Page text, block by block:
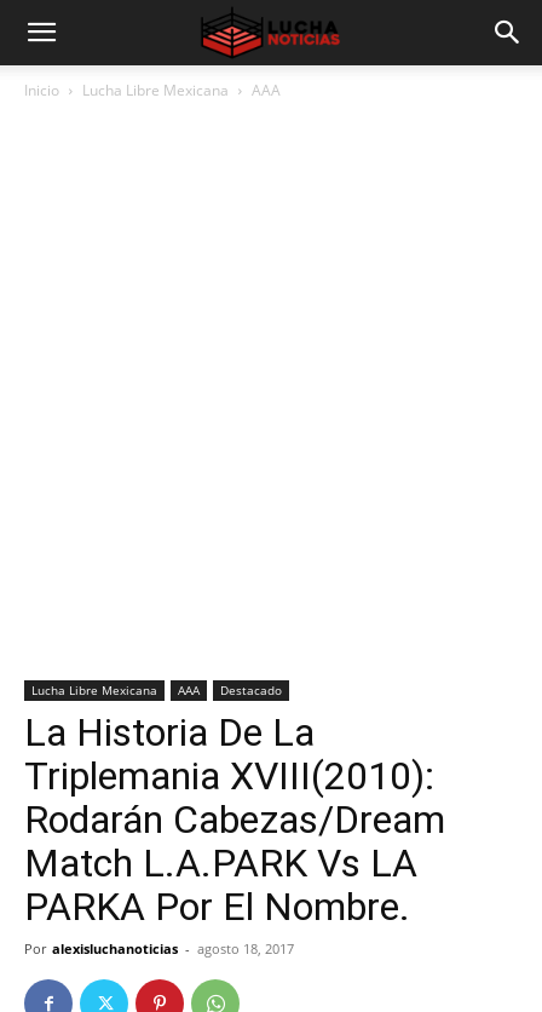
Inicio Lucha Libre Mexicana AAA
Lucha Libre Mexicana AAA Destacado
La Historia De La
Triplemania XVIII(2010):
Rodarán Cabezas/Dream
Match L.A.PARK Vs LA
PARKA Por El Nombre.
Por alexisluchanoticias - agosto 18, 2017